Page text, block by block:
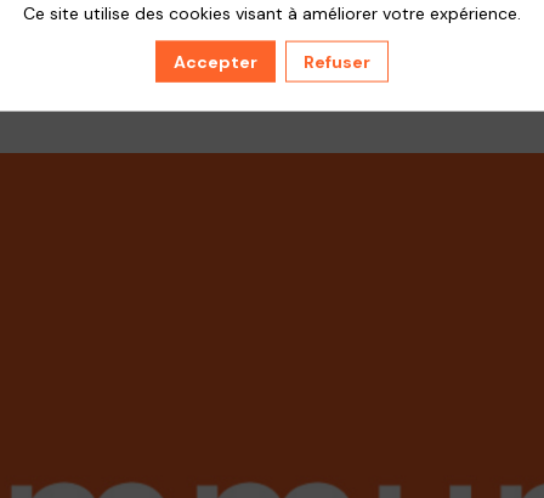
Réponses Nb. de j'aime
Ce site utilise des cookies visant à améliorer votre expérience.
Accepter Refuser